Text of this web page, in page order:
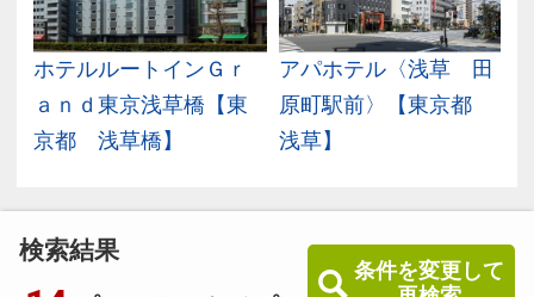
検索結果
条件を変更して
ホテルルートインＧｒ
ａｎｄ東京浅草橋【東
京都 浅草橋】
アパホテル〈浅草 田
原町駅前〉【東京都
浅草】